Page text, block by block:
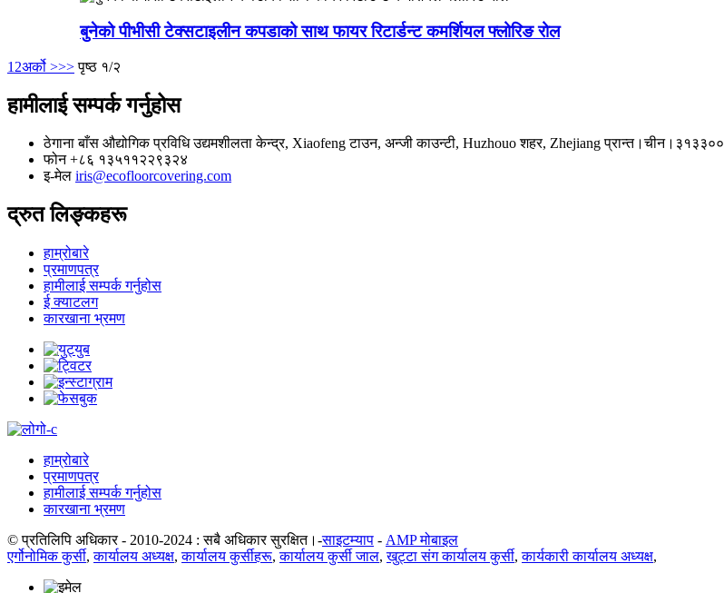
बुनेको पीभीसी टेक्सटाइलीन कपडाको साथ फायर रिटार्डन्ट कमर्शियल फ्लोरिङ रोल
1 2अर्को >>> पृष्ठ १/२
हामीलाई सम्पर्क गर्नुहोस
ठेगाना बाँस औद्योगिक प्रविधि उद्यमशीलता केन्द्र, Xiaofeng टाउन, अन्जी काउन्टी, Huzhouo शहर, Zhejiang प्रान्त।चीन।३१३३००
फोन +८६ १३५११२२९३२४
इ-मेल iris@ecofloorcovering.com
द्रुत लिङ्कहरू
हाम्रोबारे
प्रमाणपत्र
हामीलाई सम्पर्क गर्नुहोस
ई क्याटलग
कारखाना भ्रमण
हाम्रोबारे
प्रमाणपत्र
हामीलाई सम्पर्क गर्नुहोस
कारखाना भ्रमण
© प्रतिलिपि अधिकार - 2010-2024 : सबै अधिकार सुरक्षित।-साइटम्याप - AMP मोबाइल
एर्गोनोमिक कुर्सी,कार्यालय अध्यक्ष,कार्यालय कुर्सीहरू,कार्यालय कुर्सी जाल,खुट्टा संग कार्यालय कुर्सी,कार्यकारी कार्यालय अध्यक्ष,